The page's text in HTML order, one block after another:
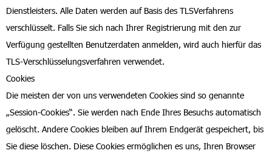
Dienstleisters. Alle Daten werden auf Basis des TLSVerfahrens
verschlüsselt. Falls Sie sich nach Ihrer Registrierung mit den zur
Verfügung gestellten Benutzerdaten anmelden, wird auch hierfür das
TLS-Verschlüsselungsverfahren verwendet.
Cookies
Die meisten der von uns verwendeten Cookies sind so genannte
„Session-Cookies“. Sie werden nach Ende Ihres Besuchs automatisch
gelöscht. Andere Cookies bleiben auf Ihrem Endgerät gespeichert, bis
Sie diese löschen. Diese Cookies ermöglichen es uns, Ihren Browser